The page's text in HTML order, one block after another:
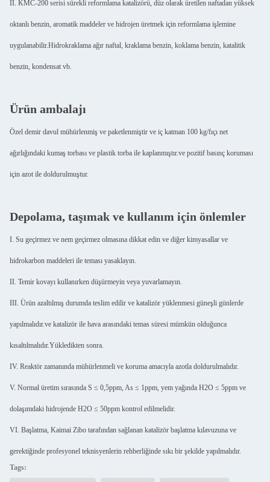
II. KMC-200 serisi sürekli reformlama katalizörü, düz olarak üretilen naftadan yüksek
oktanlı benzin, aromatik maddeler ve hidrojen üretmek için reformlama işlemine
uygulanabilir.Hidrokraklama ağır naftal, kraklama benzin, koklama benzin, katalitik
benzin, kondensat vb.
Ürün ambalajı
Özel demir davul mühürlenmiş ve paketlenmiştir ve iç katman 100 kg/fıçı net
ağırlığındaki kumaş torbası ve plastik torba ile kaplanmıştır.ve pozitif basınç koruması
için azot ile doldurulmuştur.
Depolama, taşımak ve kullanım için önlemler
I. Su geçirmez ve nem geçirmez olmasına dikkat edin ve diğer kimyasallar ve
hidrokarbon maddeleri ile teması yasaklayın.
II. Temir kovayı kullanırken düşürmeyin veya yuvarlamayın.
III. Ürün azaltılmış durumda teslim edilir ve katalizör yüklenmesi güneşli günlerde
yapılmalıdır.ve katalizör ile hava arasındaki temas süresi mümkün olduğunca
kısaltılmalıdır.Yükledikten sonra.
IV. Reaktör zamanında mühürlenmeli ve koruma amacıyla azotla doldurulmalıdır.
V. Normal üretim sırasında S ≤ 0,5ppm, As ≤ 1ppm, yem yağında H2O ≤ 5ppm ve
dolaşımdaki hidrojende H2O ≤ 50ppm kontrol edilmelidir.
VI. Başlatma, Kaimai Zibo tarafından sağlanan katalizör başlatma kılavuzuna ve
gerektiğinde profesyonel teknisyenlerin rehberliğinde sıkı bir şekilde yapılmalıdır.
Tags: